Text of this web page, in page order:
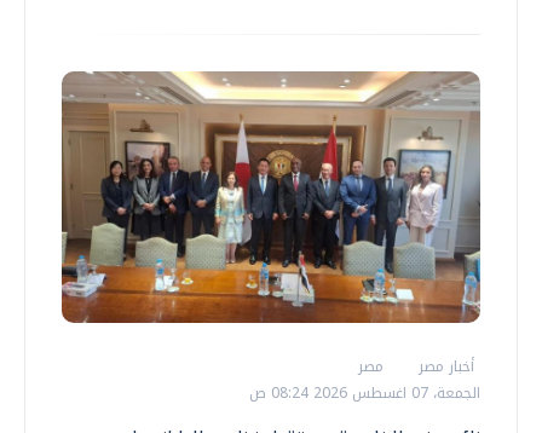
أخبار مصر
مصر
الجمعة، 07 اغسطس 2026 08:24 ص